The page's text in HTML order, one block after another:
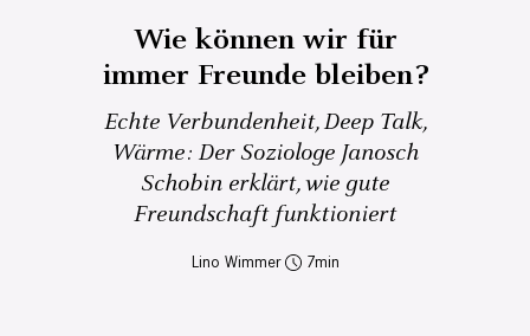
Wie können wir für
immer Freunde bleiben?
Echte Verbundenheit, Deep Talk,
Wärme: Der Soziologe Janosch
Schobin erklärt, wie gute
Freundschaft funktioniert
Lino Wimmer 7